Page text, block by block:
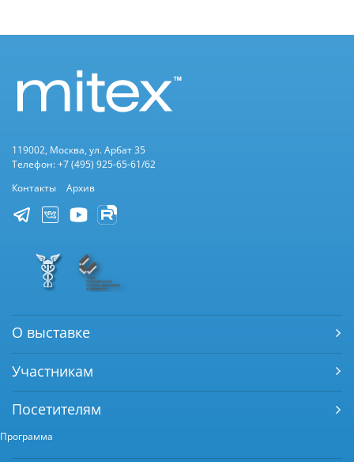
119002, Москва, ул. Арбат 35
Телефон: +7 (495) 925-65-61/62
Контакты
Архив
О выставке
Участникам
Посетителям
Программа